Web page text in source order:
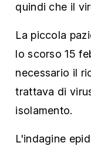
quindi che il
La piccola
lo scorso 15
necessario il
trattava di
isolamento.
L'indagine